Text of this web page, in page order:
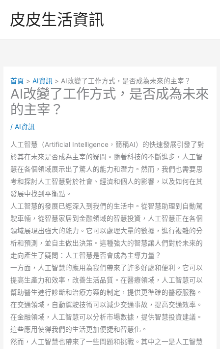
皮皮生活資訊
首頁 AI資訊 AI改變了工作方式，是否成為未來的主宰？
AI改變了工作方式，是否成為未來
的主宰？
/AI資訊
人工智慧（Artificial Intelligence，簡稱AI）的快速發展引發了對
於其在未來是否成為主宰的疑問。隨著科技的不斷進步，人工智
慧在各個領域展示出了驚人的能力和潛力。然而，我們也需要思
考和探討人工智慧對於社會、經濟和個人的影響，以及如何在其
發展中找到平衡點。
人工智慧的發展已經深入到我們的生活中。從智慧助理到自動駕
駛車輛，從智慧家居到金融領域的智慧投資，人工智慧正在各個
領域展現出強大的能力。它可以處理大量的數據，進行複雜的分
析和預測，並自主做出決策。這種強大的智慧讓人們對於未來的
走向產生了疑問：人工智慧是否會成為主導力量？
一方面，人工智慧的應用為我們帶來了許多好處和便利。它可以
提高生產力和效率，改善生活品質。在醫療領域，人工智慧可以
幫助醫生進行診斷和治療方案的制定，提供更準確的醫療服務。
在交通領域，自動駕駛技術可以減少交通事故，提高交通效率。
在金融領域，人工智慧可以分析市場數據，提供智慧投資建議。
這些應用使得我們的生活更加便捷和智慧化。
然而，人工智慧也帶來了一些問題和挑戰。其中之一是人工智慧